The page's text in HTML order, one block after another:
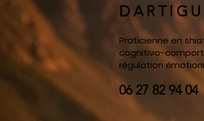
Praticienne en
cognitivo-
régulation
06 27 82 94 04